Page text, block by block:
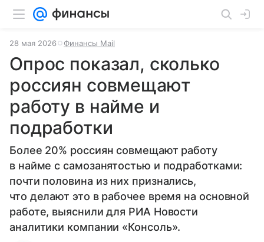
28 мая 2026 Финансы Mail
Опрос показал, сколько
россиян совмещают
работу в найме и
подработки
Более 20% россиян совмещают работу
в найме с самозанятостью и подработками:
почти половина из них признались,
что делают это в рабочее время на основной
работе, выяснили для РИА Новости
аналитики компании «Консоль».